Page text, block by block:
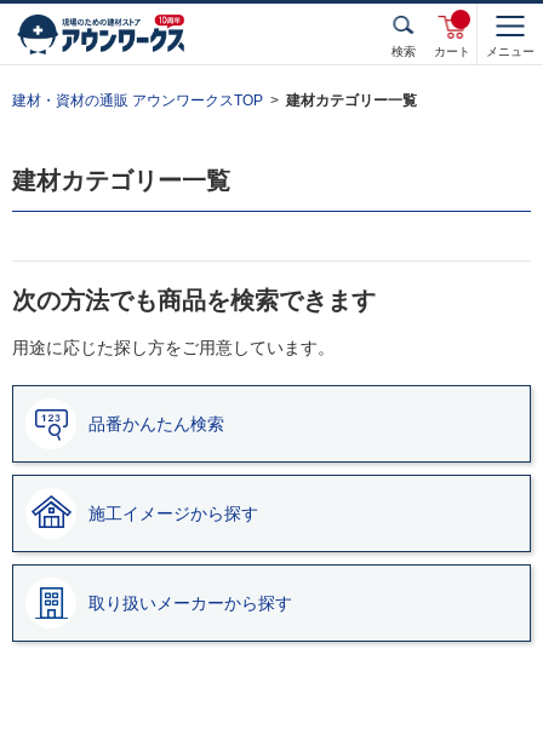
検索 カート メニュー
建材・資材の通販 アウンワークスTOP 建材カテゴリー一覧
建材カテゴリー一覧
次の方法でも商品を検索できます
用途に応じた探し方をご用意しています。
品番かんたん検索
施工イメージから探す
取り扱いメーカーから探す